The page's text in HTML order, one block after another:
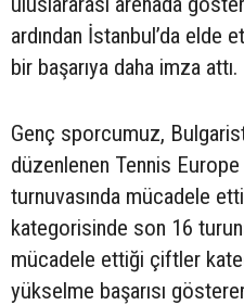
ardından İstanbul’da elde
bir başarıya daha imza attı.
Genç sporcumuz,
düzenlenen Tennis
turnuvasında mücadele
kategorisinde son 16
mücadele ettiği çiftler
yükselme başarısı